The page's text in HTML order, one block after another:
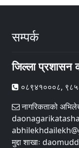
सम्पर्क
जिल्ला प्रशासन
०८९४१०००८,
नागरिकताको
मुद्दा शाखाः